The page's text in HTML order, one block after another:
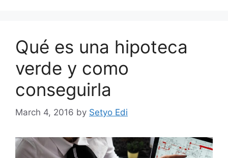
Qué es una hipoteca
verde y como
conseguirla
March 4, 2016 by Setyo Edi